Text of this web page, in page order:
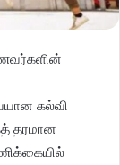
கல்வி
தரமான